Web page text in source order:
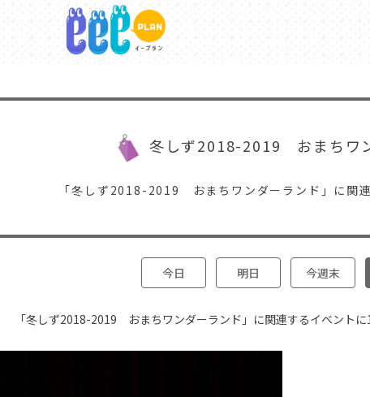
冬しず2018-2019 おまちワ
「冬しず2018-2019 おまちワンダーランド」に関連
今日 明日 今週末
「冬しず2018-2019 おまちワンダーランド」に関連するイベントに